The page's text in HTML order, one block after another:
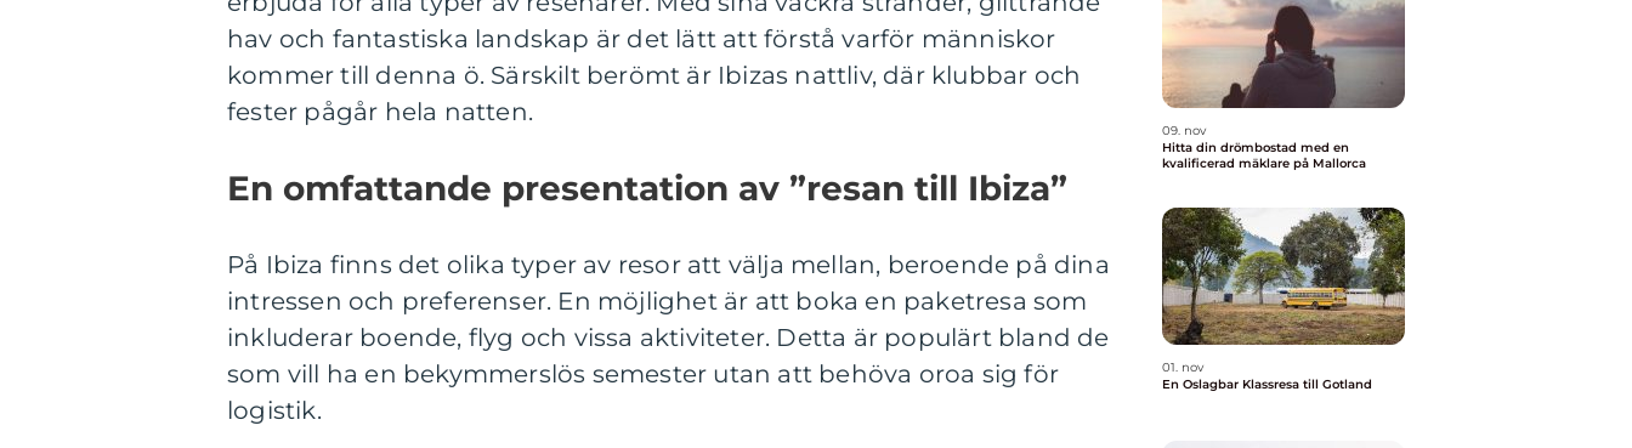
hav och fantastiska landskap är det lätt att förstå varför människor
kommer till denna ö. Särskilt berömt är Ibizas nattliv, där klubbar och
fester pågår hela natten.
En omfattande presentation av ”resan till Ibiza”
På Ibiza finns det olika typer av resor att välja mellan, beroende på dina
intressen och preferenser. En möjlighet är att boka en paketresa som
inkluderar boende, flyg och vissa aktiviteter. Detta är populärt bland de
som vill ha en bekymmerslös semester utan att behöva oroa sig för
logistik.
09. nov
Hitta din drömbostad med en
kvalificerad mäklare på Mallorca
01. nov
En Oslagbar Klassresa till Gotland